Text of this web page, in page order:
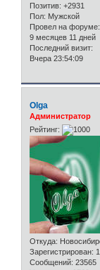
Позитив: +2931
Пол: Мужской
Провел на форуме:
9 месяцев 11 дней
Последний визит:
Вчера 23:54:09
Olga
Администратор
Рейтинг:
Откуда:
Зарегистрирован:
Сообщений: 23565